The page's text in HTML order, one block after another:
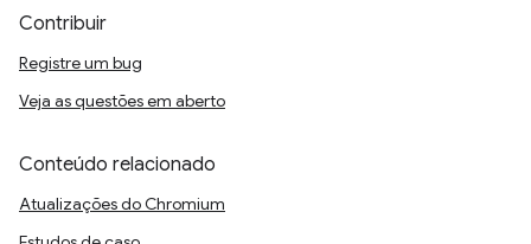
Contribuir
Registre um bug
Veja as questões em aberto
Conteúdo relacionado
Atualizações do Chromium